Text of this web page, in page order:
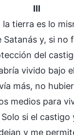
III
la tierra es lo
Satanás y, si no
del
vivido bajo
más, no
medios para
si el castigo
y me